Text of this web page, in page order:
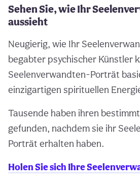
Sehen Sie, wie Ihr
aussieht
Neugierig, wie Ihr
begabter psychischer Künstler
Seelenverwandten-Porträt
einzigartigen spirituellen
Tausende haben ihren
gefunden, nachdem sie ihr
Porträt erhalten haben.
Holen Sie sich Ihre